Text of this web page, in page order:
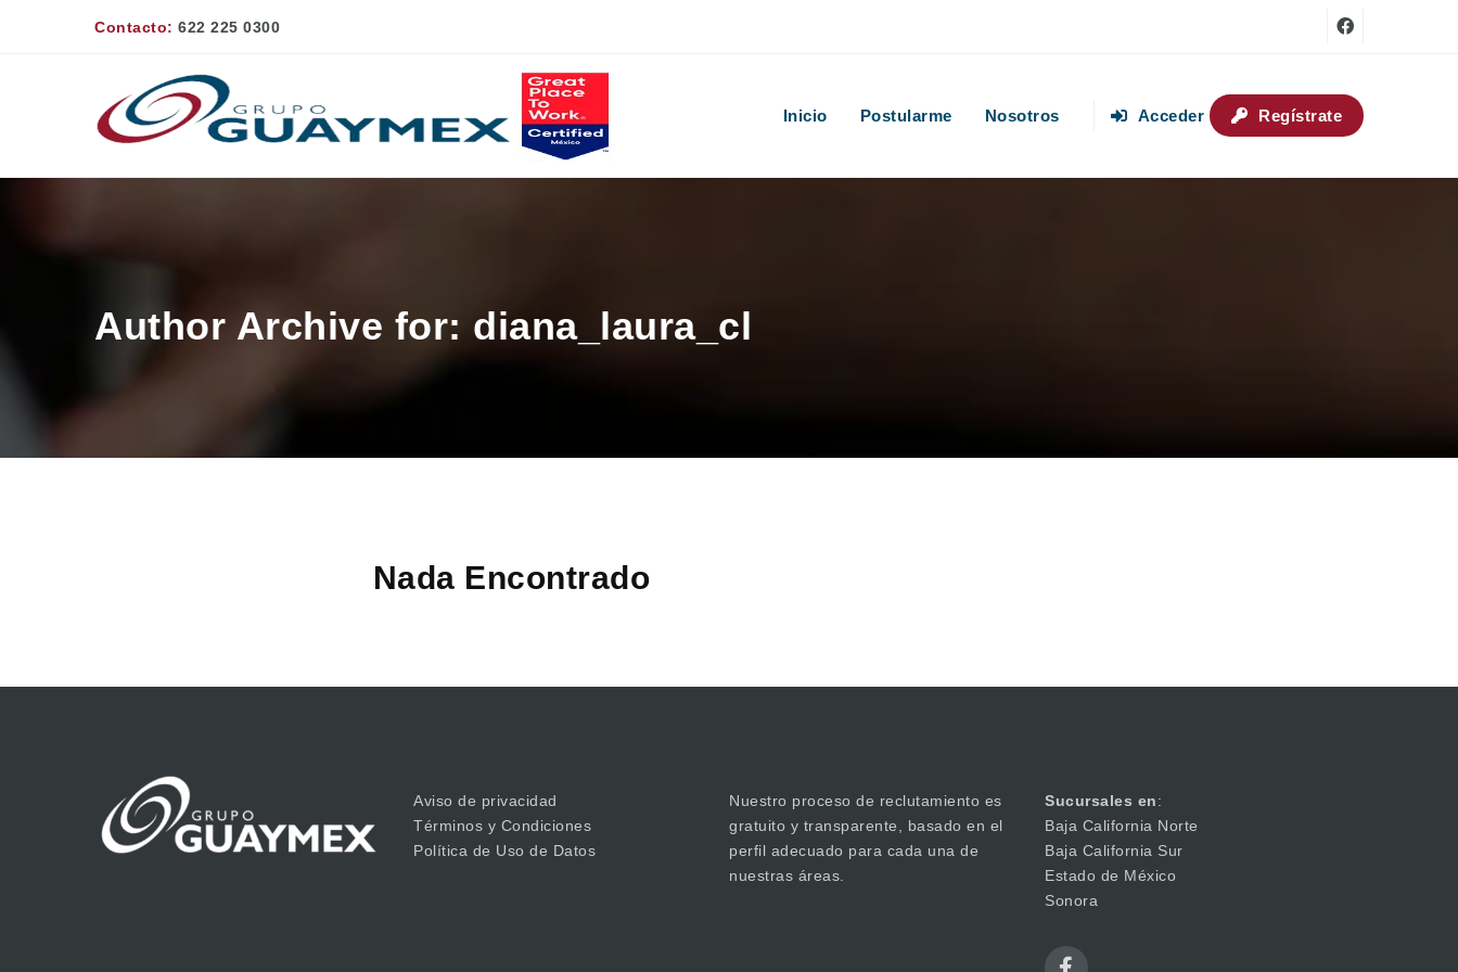
Contacto: 622 225 0300
Inicio Postularme Nosotros Acceder Regístrate
Author Archive for: diana_laura_cl
Nada Encontrado
Aviso de privacidad
Términos y Condiciones
Política de Uso de Datos
Nuestro proceso de reclutamiento es
gratuito y transparente, basado en el
perfil adecuado para cada una de
nuestras áreas.
Sucursales en:
Baja California Norte
Baja California Sur
Estado de México
Sonora